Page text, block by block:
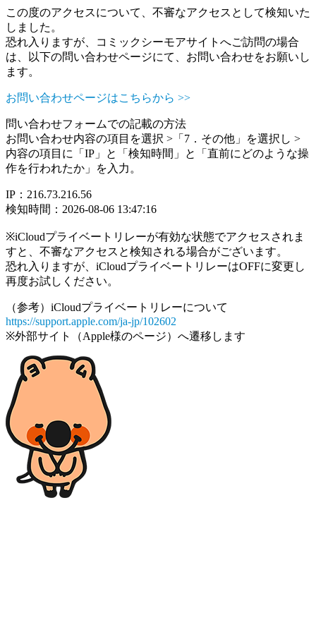
この度のアクセスについて、不審なアクセスとして検知いた
しました。
恐れ入りますが、コミックシーモアサイトへご訪問の場合
は、以下の問い合わせページにて、お問い合わせをお願いし
ます。
お問い合わせページはこちらから >>
問い合わせフォームでの記載の方法
お問い合わせ内容の項目を選択 >「7．その他」を選択し >
内容の項目に「IP」と「検知時間」と「直前にどのような操
作を行われたか」を入力。
IP：216.73.216.56
検知時間：2026-08-06 13:47:16
※iCloudプライベートリレーが有効な状態でアクセスされま
すと、不審なアクセスと検知される場合がございます。
恐れ入りますが、iCloudプライベートリレーはOFFに変更し
再度お試しください。
（参考）iCloudプライベートリレーについて
https://support.apple.com/ja-jp/102602
※外部サイト（Apple様のページ）へ遷移します